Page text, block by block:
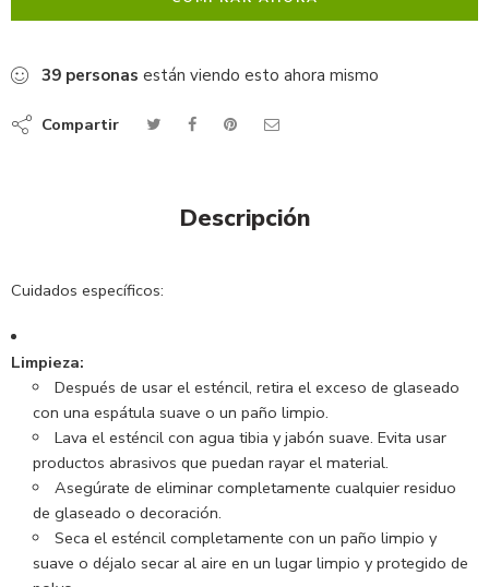
39 personas están viendo esto ahora mismo
Compartir
Descripción
Cuidados específicos:
Limpieza:
Después de usar el esténcil, retira el exceso de glaseado
con una espátula suave o un paño limpio.
Lava el esténcil con agua tibia y jabón suave.Evita usar
productos abrasivos que puedan rayar el material.
Asegúrate de eliminar completamente cualquier residuo
de glaseado o decoración.
Seca el esténcil completamente con un paño limpio y
suave o déjalo secar al aire en un lugar limpio y protegido de